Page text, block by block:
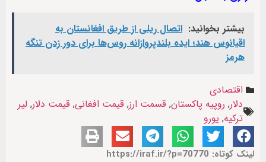
بیشتر بخوانید: اتصال ریلی از طریق افغانستان به
اقیانوس هند؛ ایده بلندپروازانه روس‌ها برای دور زدن تنگه
هرمز
اقتصادی
دلار, روپیه پاکستان, قسمت ارز, قیمت افغانی, قیمت دلار, لیر
ترکیه, یورو
لینک کوتاه: https://iraf.ir/?p=70770